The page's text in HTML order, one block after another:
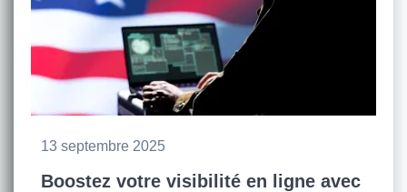
13 septembre 2025
Boostez votre visibilité en ligne avec